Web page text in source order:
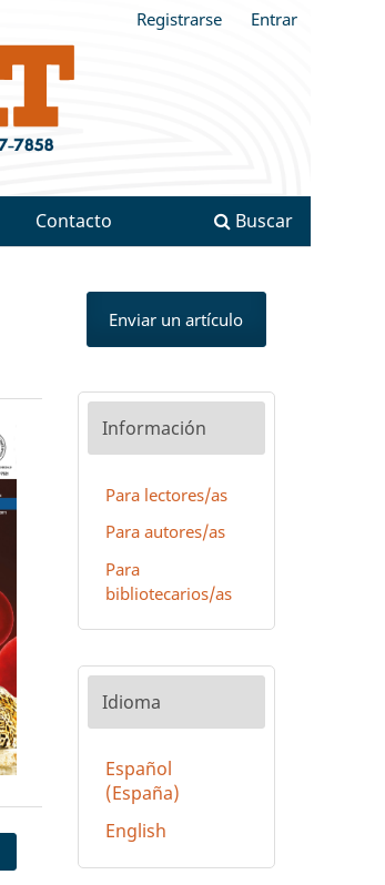
Contacto Buscar
Registrarse Entrar
Enviar un artículo
Información
Para lectores/as
Para autores/as
Para
bibliotecarios/as
Idioma
Español
(España)
English